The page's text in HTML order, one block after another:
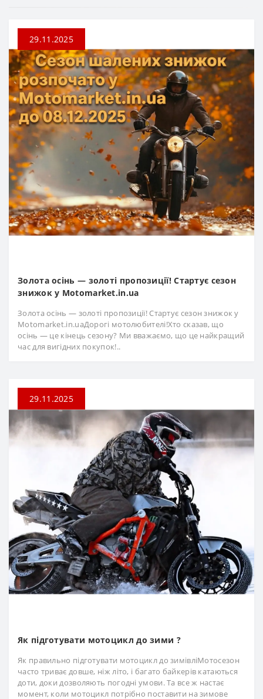
29.11.2025
Золота осінь — золоті пропозиції! Стартує сезон
знижок у Motomarket.in.ua
Золота осінь — золоті пропозиції! Стартує сезон знижок у
Motomarket.in.uaДорогі мотолюбителі!Хто сказав, що
осінь — це кінець сезону? Ми вважаємо, що це найкращий
час для вигідних покупок!..
29.11.2025
Як підготувати мотоцикл до зими ?
Як правильно підготувати мотоцикл до зимівліМотосезон
часто триває довше, ніж літо, і багато байкерів катаються
доти, доки дозволяють погодні умови. Та все ж настає
момент, коли мотоцикл потрібно поставити на зимове